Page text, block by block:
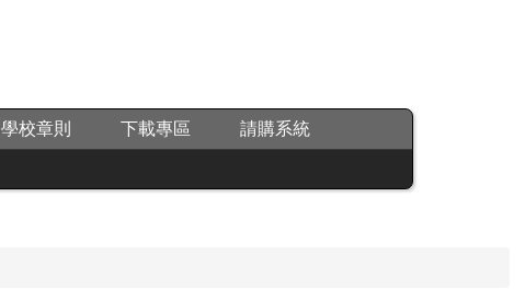
學校章則 下載專區 請購系統